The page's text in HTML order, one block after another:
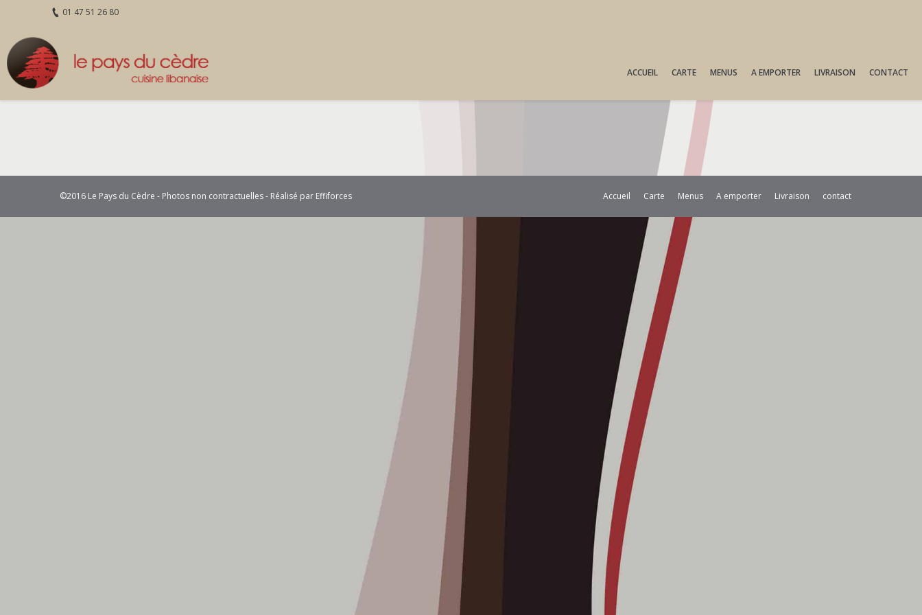
01 47 51 26 80
ACCUEIL CARTE MENUS A EMPORTER LIVRAISON CONTACT
©2016 Le Pays du Cèdre - Photos non contractuelles - Réalisé par Effiforces Accueil Carte Menus A emporter Livraison contact